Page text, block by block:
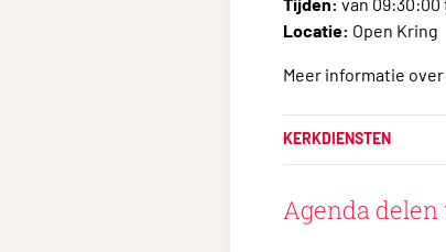
Locatie: Open Kring
Meer informatie
KERKDIENSTEN
Agenda delen